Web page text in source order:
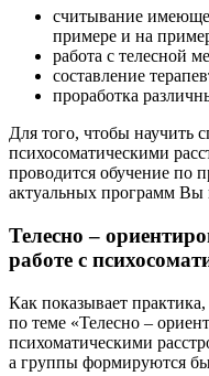
считывание
примере и на
работа с телесной
составление
проработка
Для того, чтобы научить
психосоматическими
проводится обучение
актуальных программ Вы
Телесно –
работе с
Как показывает
по теме «Телесно –
психоматическими
а группы формируются